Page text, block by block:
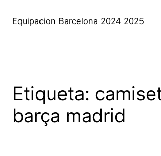
Equipacion Barcelona 2024 2025
Etiqueta:
barça madrid